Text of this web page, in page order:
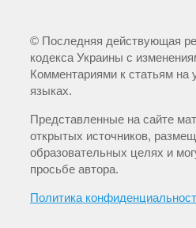
© Последняя действующая
кодекса Украины с
Комментариями к статьям на
языках.
Представленные на сайте
открытых источников,
образовательных целях и
просьбе автора.
Политика